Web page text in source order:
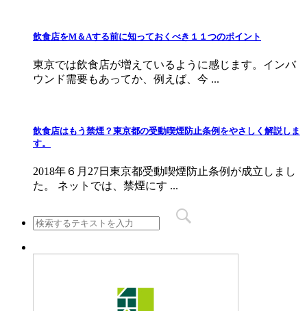
飲食店をМ＆Aする前に知っておくべき１１つのポイント
東京では飲食店が増えているように感じます。インバ
ウンド需要もあってか、例えば、今 ...
飲食店はもう禁煙？東京都の受動喫煙防止条例をやさしく解説しま
す。
2018年６月27日東京都受動喫煙防止条例が成立しまし
た。 ネットでは、禁煙にす ...